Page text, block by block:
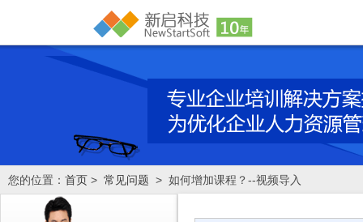
您的位置： 首页 > 常见问题 > 如何增加课程？--视频导入